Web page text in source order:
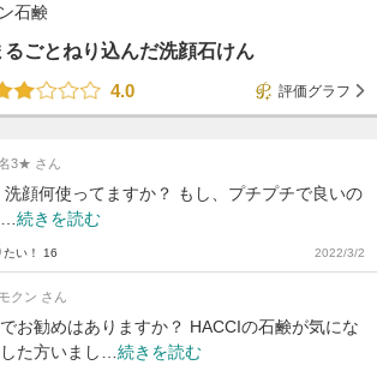
石鹸
るごとねり込んだ洗顔石けん
4.0
評価グラフ
3★ さん
顔何使ってますか？ もし、プチプチで良いの
続きを読む
たい！ 16 2022/3/2
クン さん
お勧めはありますか？ HACCIの石鹸が気にな
た方いまし… 続きを読む